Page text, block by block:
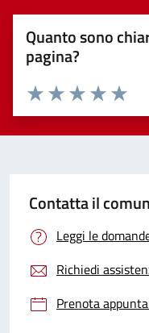
Quanto sono
pagina?
Valuta
Valuta 4
Valuta 3 stelle
Valuta 2 stelle su 5
Valuta 1 stelle su 5
Contatta il
Leggi le
Richiedi
Prenota